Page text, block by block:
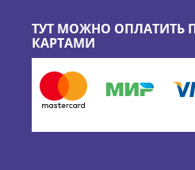
ТУТ МОЖНО ОПЛАТИТЬ
КАРТАМИ